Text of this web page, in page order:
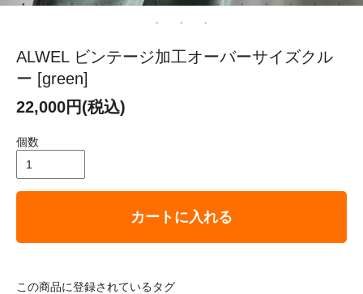
ALWEL ビンテージ加工オーバーサイズクル
ー [green]
22,000円(税込)
個数
カートに入れる
この商品に登録されているタグ